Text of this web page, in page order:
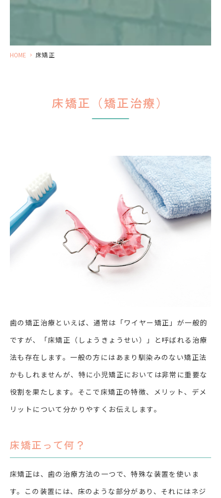
HOME > 床矯正
床矯正（矯正治療）
歯の矯正治療といえば、通常は「ワイヤー矯正」が一般的
ですが、「床矯正（しょうきょうせい）」と呼ばれる治療
法も存在します。一般の方にはあまり馴染みのない矯正法
かもしれませんが、特に小児矯正においては非常に重要な
役割を果たします。そこで床矯正の特徴、メリット、デメ
リットについて分かりやすくお伝えします。
床矯正って何？
床矯正は、歯の治療方法の一つで、特殊な装置を使いま
す。この装置には、床のような部分があり、それにはネジ